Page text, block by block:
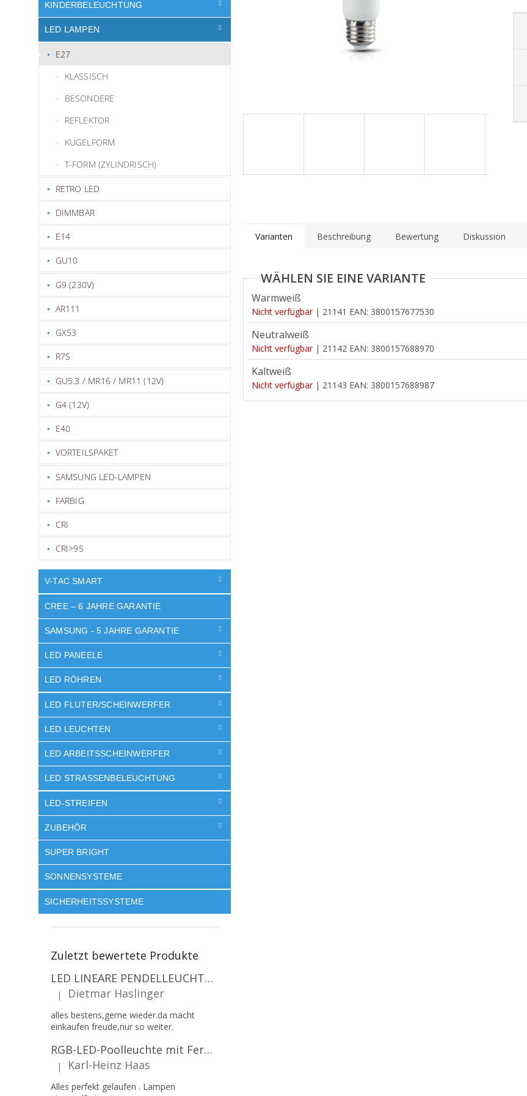
KINDERBELEUCHTUNG
LED LAMPEN
E27
KLASSISCH
BESONDERE
REFLEKTOR
KUGELFORM
T-FORM (ZYLINDRISCH)
RETRO LED
DIMMBAR
E14
GU10
G9 (230V)
AR111
GX53
R7S
GU5.3 / MR16 / MR11 (12V)
G4 (12V)
E40
VORTEILSPAKET
SAMSUNG LED-LAMPEN
FARBIG
CRI
CRI>95
V-TAC SMART
CREE – 6 JAHRE GARANTIE
SAMSUNG - 5 JAHRE GARANTIE
LED PANEELE
LED RÖHREN
LED FLUTER/SCHEINWERFER
LED LEUCHTEN
LED ARBEITSSCHEINWERFER
LED STRASSENBELEUCHTUNG
LED-STREIFEN
ZUBEHÖR
SUPER BRIGHT
SONNENSYSTEME
SICHERHEITSSYSTEME
Zuletzt bewertete Produkte
LED LINEARE PENDELLEUCHTE EXECULINE 120CM, 30W, 3750LM, 96°, 4000K, IP20, WEISS [207806]
Die Produktbewertung beträgt 5 von 5 Sternen.
| Dietmar Haslinger
alles bestens,gerne wieder.da macht
einkaufen freude,nur so weiter.
RGB-LED-Poolleuchte mit Fernbedienung, 12W, 1260lm, PAR56, 12V, 1+1 gratis!
Die Produktbewertung beträgt 5 von 5 Sternen.
| Karl-Heinz Haas
Alles perfekt gelaufen . Lampen
Varianten Beschreibung Bewertung Diskussion
Warmweiß
Nicht verfügbar | 21141 EAN: 3800157677530
Neutralweiß
Nicht verfügbar | 21142 EAN: 3800157688970
Kaltweiß
Nicht verfügbar | 21143 EAN: 3800157688987